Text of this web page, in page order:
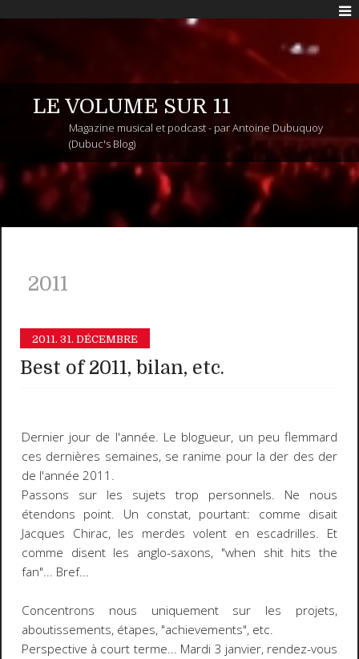
LE VOLUME SUR 11
Magazine musical et podcast - par Antoine Dubuquoy
(Dubuc's Blog)
2011
2011. 31. DÉCEMBRE
Best of 2011, bilan, etc.
Dernier jour de l'année. Le blogueur, un peu flemmard
ces dernières semaines, se ranime pour la der des der
de l'année 2011.
Passons sur les sujets trop personnels. Ne nous
étendons point. Un constat, pourtant: comme disait
Jacques Chirac, les merdes volent en escadrilles. Et
comme disent les anglo-saxons, "when shit hits the
fan"... Bref...
Concentrons nous uniquement sur les projets,
aboutissements, étapes, "achievements", etc.
Perspective à court terme... Mardi 3 janvier, rendez-vous